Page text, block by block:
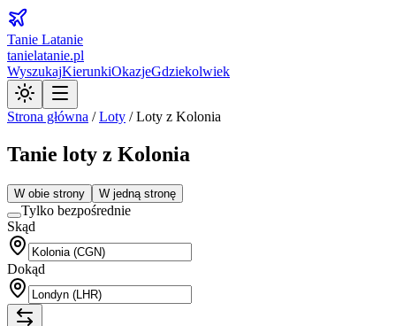
Tanie Latanie
tanielatanie.pl
WyszukajKierunkiOkazjeGdziekolwiek
Strona główna /Loty /Loty z Kolonia
Tanie loty z Kolonia
W obie strony W jedną stronę
Tylko bezpośrednie
Skąd
Dokąd